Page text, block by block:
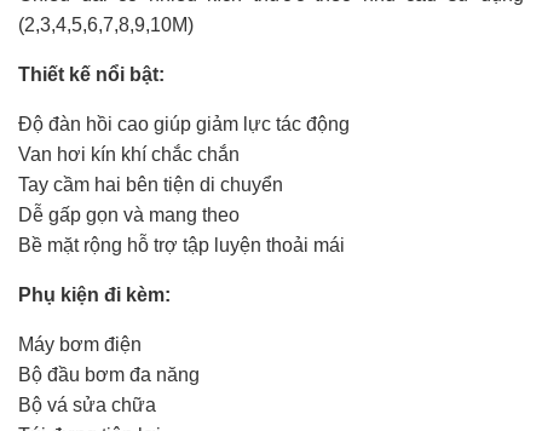
(2,3,4,5,6,7,8,9,10M)
Thiết kế nổi bật:
Độ đàn hồi cao giúp giảm lực tác động
Van hơi kín khí chắc chắn
Tay cầm hai bên tiện di chuyển
Dễ gấp gọn và mang theo
Bề mặt rộng hỗ trợ tập luyện thoải mái
Phụ kiện đi kèm:
Máy bơm điện
Bộ đầu bơm đa năng
Bộ vá sửa chữa